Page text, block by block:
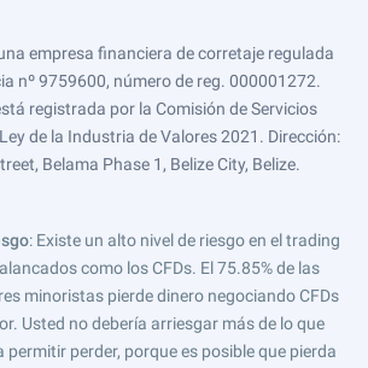
empresa financiera de corretaje regulada
nº 9759600, número de reg. 000001272.
registrada por la Comisión de Servicios
de la Industria de Valores 2021. Dirección:
Belama Phase 1, Belize City, Belize.
: Existe un alto nivel de riesgo en el trading
como los CFDs. El 75.85% de las
minoristas pierde dinero negociando CFDs
Usted no debería arriesgar más de lo que
permitir perder, porque es posible que pierda